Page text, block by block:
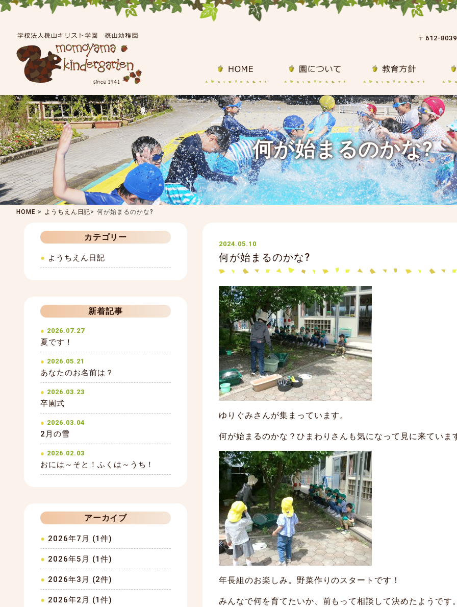
〒612-
何が始まるのかな?
HOME > ようちえん日記> 何が始まるのかな?
カテゴリー
ようちえん日記
新着記事
2026.07.27
夏です！
2026.05.21
あなたのお名前は？
2026.03.23
卒園式
2026.03.04
2月の雪
2026.02.03
おには～そと！ふくは～うち！
アーカイブ
2026年7月 (1件)
2026年5月 (1件)
2026年3月 (2件)
2026年2月 (1件)
2024.05.10
何が始まるのかな?
ゆりぐみさんが集まっています。
何が始まるのかな？ひまわりさんも気になって見に来ていま
年長組のお楽しみ。野菜作りのスタートです！
みんなで何を育てたいか、前もって相談して決めたようです